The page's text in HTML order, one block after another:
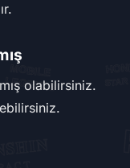
olabilirsiniz.